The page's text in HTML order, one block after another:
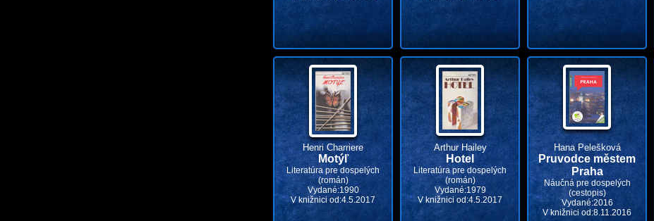
Henri Charriere
Motýľ
Literatúra pre dospelých
(román)
Vydané:1990
V knižnici od:4.5.2017
Arthur Hailey
Hotel
Literatúra pre dospelých
(román)
Vydané:1979
V knižnici od:4.5.2017
Hana Pelešková
Pruvodce městem
Praha
Náučná pre dospelých
(cestopis)
Vydané:2016
V knižnici od:8.11.2016